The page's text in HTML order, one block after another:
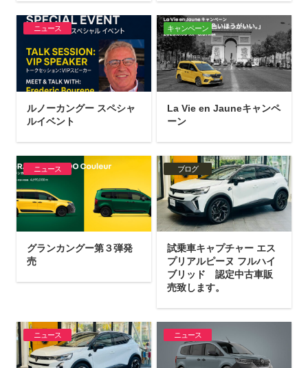
ニュース
ルノーカングー スペシャ
ルイベント
キャンペーン
La Vie en Jauneキャンペ
ーン
ニュース
グランカングー第３弾発
売
ブログ
試乗車キャプチャー エス
プリアルピーヌ フルハイ
ブリッド 認定中古車販
売致します。
ニュース ニュース